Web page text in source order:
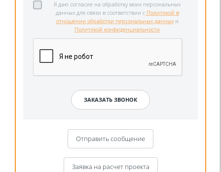
Я даю согласие на обработку моих персональных
данных для связи в соответствии с Политикой в
отношении обработки персональных данныхи
Политикой конфиденциальности
Отправить сообщение
Заявка на расчет проекта